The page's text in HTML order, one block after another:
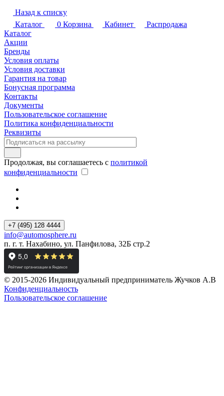
Назад к списку
Каталог
0 Корзина Кабинет
Распродажа
Каталог
Акции
Бренды
Условия оплаты
Условия доставки
Гарантия на товар
Бонусная программа
Контакты
Документы
Пользовательское соглашение
Политика конфиденциальности
Реквизиты
Продолжая, вы соглашаетесь с политикой
конфиденциальности
+7 (495) 128 4444
info@automosphere.ru
п. г. т. Нахабино, ул. Панфилова, 32Б стр.2
© 2015-2026 Индивидуальный предприниматель Жучков А.В
Конфиденциальность
Пользовательское соглашение